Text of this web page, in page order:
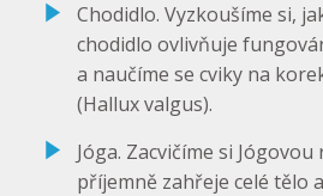
Chodidlo. Vyzkoušíme si,
chodidlo ovlivňuje
a naučíme se cviky na
(Hallux valgus).
Jóga. Zacvičíme si
příjemně zahřeje celé tělo